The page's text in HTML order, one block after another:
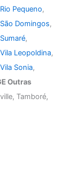
Rio Pequeno,
São Domingos,
Sumaré,
Vila Leopoldina,
Vila Sonia,
Outras
Tamboré,